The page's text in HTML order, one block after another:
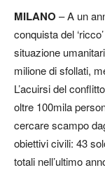
MILANO – A un
conquista del
situazione
milione di sfollati,
L’acuirsi del
oltre 100mila
cercare scampo
obiettivi civili: 43
totali nell’ultimo